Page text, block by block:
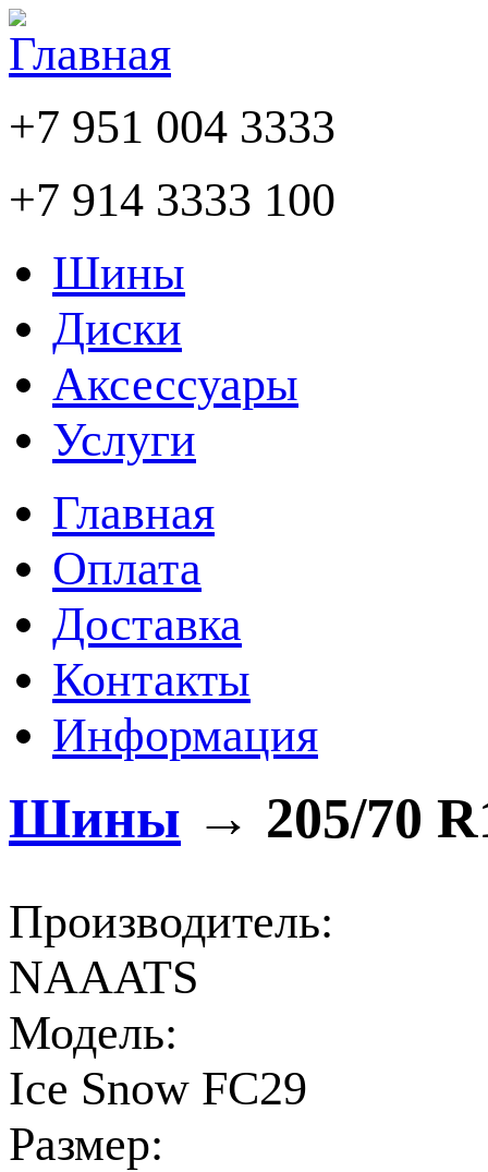
+7 951 004 3333
+7 914 3333 100
Шины
Диски
Аксессуары
Услуги
Главная
Оплата
Доставка
Контакты
Информация
Шины → 205/70
Производитель:
NAAATS
Модель:
Ice Snow FC29
Размер: